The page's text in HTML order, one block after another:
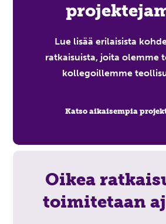
Lue lisää erilaisista
ratkaisuista, joita olemme
kollegoillemme
Katso aikaisempia
Oikea
toimitetaan